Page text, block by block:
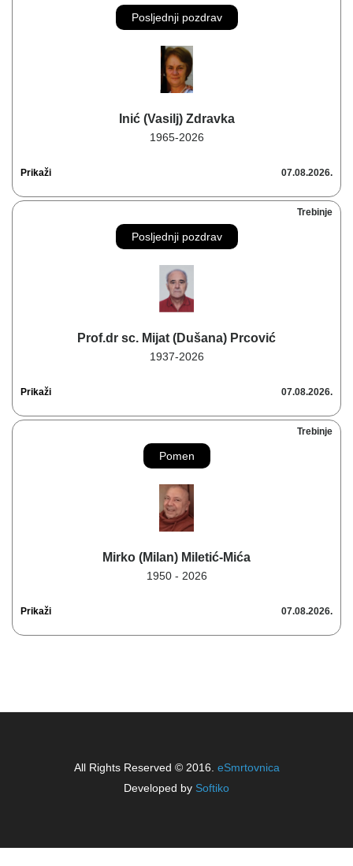
Posljednji pozdrav
Inić (Vasilj) Zdravka
1965-2026
Prikaži 07.08.2026.
Trebinje
Posljednji pozdrav
Prof.dr sc. Mijat (Dušana) Prcović
1937-2026
Prikaži 07.08.2026.
Trebinje
Pomen
Mirko (Milan) Miletić-Mića
1950 - 2026
Prikaži 07.08.2026.
All Rights Reserved © 2016. eSmrtovnica
Developed by Softiko